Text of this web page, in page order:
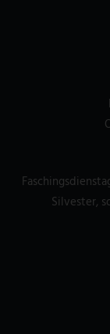
Silvester,